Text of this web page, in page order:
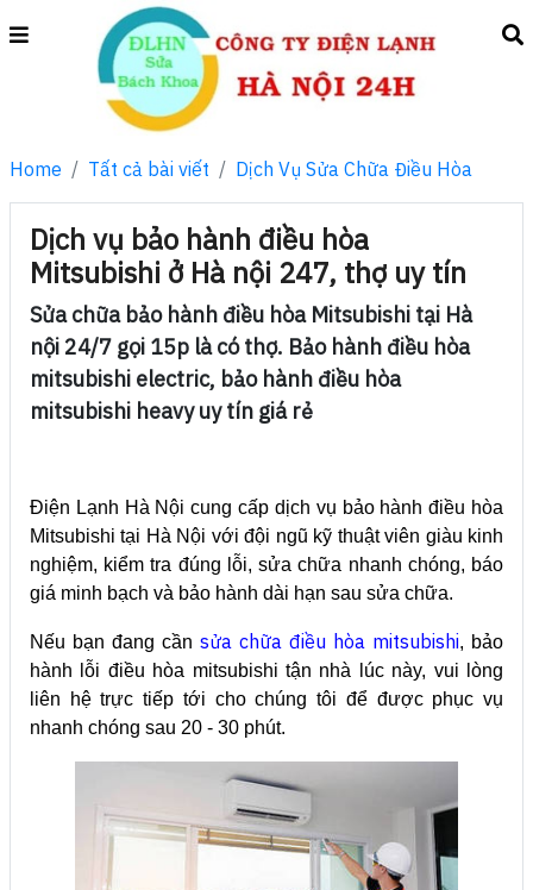
Home Tất cả bài viết Dịch Vụ Sửa Chữa Điều Hòa
Dịch vụ bảo hành điều hòa
Mitsubishi ở Hà nội 247, thợ uy tín
Sửa chữa bảo hành điều hòa Mitsubishi tại Hà
nội 24/7 gọi 15p là có thợ. Bảo hành điều hòa
mitsubishi electric, bảo hành điều hòa
mitsubishi heavy uy tín giá rẻ
Điện Lạnh Hà Nội cung cấp dịch vụ bảo hành điều hòa
Mitsubishi tại Hà Nội với đội ngũ kỹ thuật viên giàu kinh
nghiệm, kiểm tra đúng lỗi, sửa chữa nhanh chóng, báo
giá minh bạch và bảo hành dài hạn sau sửa chữa.
Nếu bạn đang cần sửa chữa điều hòa mitsubishi, bảo
hành lỗi điều hòa mitsubishi tận nhà lúc này, vui lòng
liên hệ trực tiếp tới cho chúng tôi để được phục vụ
nhanh chóng sau 20 - 30 phút.